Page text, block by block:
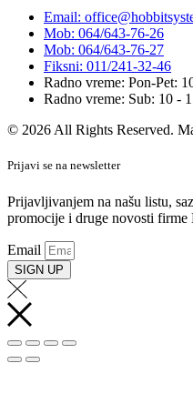
Email:
Mob: 064/643-76-26
Mob: 064/643-76-27
Fiksni: 011/241-32-46
Radno vreme: Pon-Pet:
Radno vreme: Sub: 10 -
© 2026 All Rights Reserved.
Prijavi se na newsletter
Prijavljivanjem na našu listu,
promocije i druge novosti firme
Email
SIGN UP